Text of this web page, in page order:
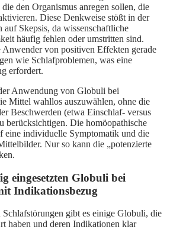
den Organismus anregen sollen, die
Diese Denkweise stößt in der
Skepsis, da wissenschaftliche
häufig fehlen oder umstritten sind.
von positiven Effekten gerade
wie Schlafproblemen, was eine
erfordert.
Anwendung von Globuli bei
Mittel wahllos auszuwählen, ohne die
Beschwerden (etwa Einschlaf- versus
berücksichtigen. Die homöopathische
eine individuelle Symptomatik und die
Nur so kann die „potenzierte
eingesetzten Globuli bei
Indikationsbezug
gibt es einige Globuli, die
haben und deren Indikationen klar